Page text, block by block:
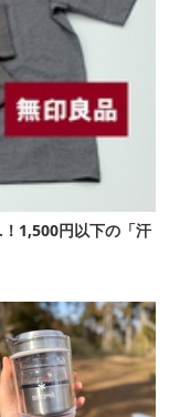
1,500円以下の「汗